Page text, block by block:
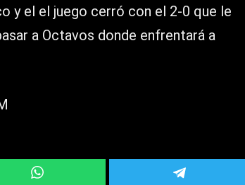
y el el juego cerró con el 2-0 que le
a Octavos donde enfrentará a